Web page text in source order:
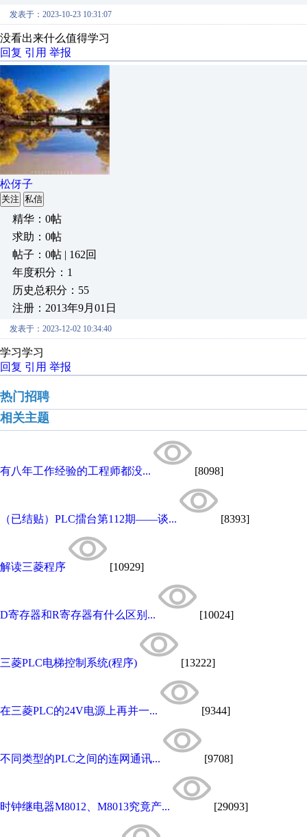
发表于：2023-10-23 10:31:07
没看出来什么值得学习
回复 引用 举报
松伢子
关注 私信
精华：0帖
求助：0帖
帖子：0帖 | 162回
年度积分：1
历史总积分：55
注册：2013年9月01日
发表于：2023-12-02 10:34:40
学习学习
回复 引用 举报
热门招聘
相关主题
有八年工作经验的工程师都没... [8098]
（已结贴）PLC擂台第112期——谈... [8393]
解读三菱程序 [10929]
D寄存器和R寄存器有什么区别... [10024]
三菱PLC电梯控制系统(程序) [13222]
在三菱PLC的24V电源上再并一... [9344]
不同类型的PLC之间的连网通讯... [9708]
时钟继电器M8012、M8013究竟产... [29093]